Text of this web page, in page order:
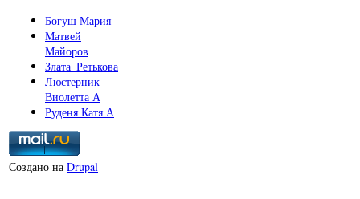
Богуш Мария
Матвей
Майоров
Злата_Ретькова
Люстерник
Виолетта А
Руденя Катя А
Создано на Drupal